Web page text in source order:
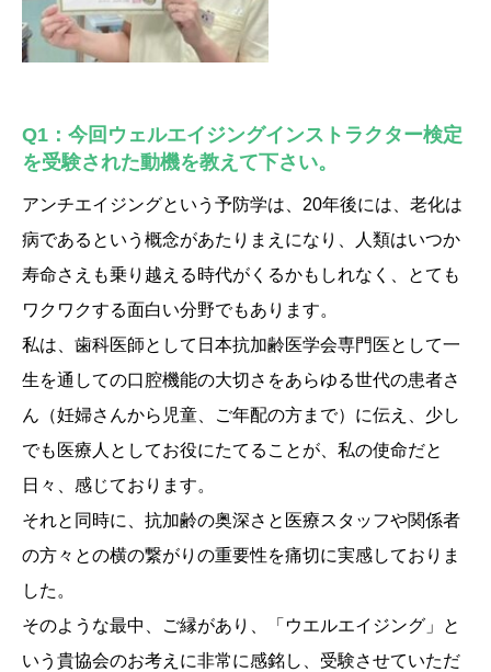
Q1：今回ウェルエイジングインストラクター検定
を受験された動機を教えて下さい。
アンチエイジングという予防学は、20年後には、老化は
病であるという概念があたりまえになり、人類はいつか
寿命さえも乗り越える時代がくるかもしれなく、とても
ワクワクする面白い分野でもあります。
私は、歯科医師として日本抗加齢医学会専門医として一
生を通しての口腔機能の大切さをあらゆる世代の患者さ
ん（妊婦さんから児童、ご年配の方まで）に伝え、少し
でも医療人としてお役にたてることが、私の使命だと
日々、感じております。
それと同時に、抗加齢の奥深さと医療スタッフや関係者
の方々との横の繋がりの重要性を痛切に実感しておりま
した。
そのような最中、ご縁があり、「ウエルエイジング」と
いう貴協会のお考えに非常に感銘し、受験させていただ